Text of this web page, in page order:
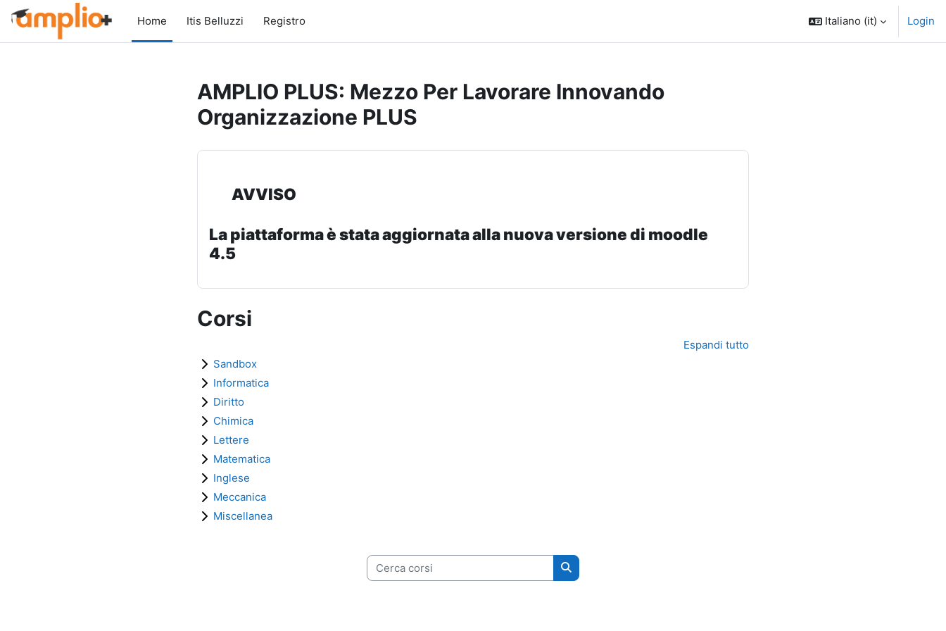
Vai al contenuto principale
Home
Itis Belluzzi Registro Italiano ‎(it)‎ Login
AMPLIO PLUS: Mezzo Per Lavorare Innovando
Organizzazione PLUS
AVVISO
La piattaforma è stata aggiornata alla nuova versione di moodle
4.5
Corsi
Espandi tutto
Sandbox
Informatica
Diritto
Chimica
Lettere
Matematica
Inglese
Meccanica
Miscellanea
Cerca corsi
Cerca corsi